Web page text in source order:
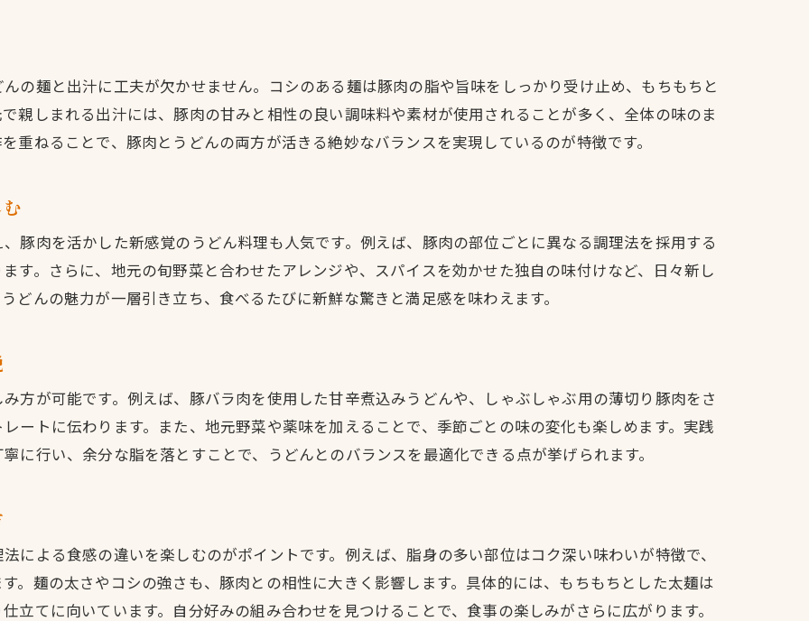
迷わず選べるうどんと具材の組み合わせ術
今治佐方で出会う心温まるうどん時間
心も満たす佐方のうどんで癒やしのひととき
家族や友人と楽しむ佐方のうどんの魅力
地域のぬくもり感じるうどん時間のすすめ
思い出に残る佐方うどん体験のヒント
の麺と出汁に工夫が欠かせません。コシのある麺は豚肉の脂や旨味をしっかり受け止め、もちもちと
親しまれる出汁には、豚肉の甘みと相性の良い調味料や素材が使用されることが多く、全体の味のま
重ねることで、豚肉とうどんの両方が活きる絶妙なバランスを実現しているのが特徴です。
豚肉を活かした新感覚のうどん料理も人気です。例えば、豚肉の部位ごとに異なる調理法を採用する
す。さらに、地元の旬野菜と合わせたアレンジや、スパイスを効かせた独自の味付けなど、日々新し
どんの魅力が一層引き立ち、食べるたびに新鮮な驚きと満足感を味わえます。
方が可能です。例えば、豚バラ肉を使用した甘辛煮込みうどんや、しゃぶしゃぶ用の薄切り豚肉をさ
ートに伝わります。また、地元野菜や薬味を加えることで、季節ごとの味の変化も楽しめます。実践
に行い、余分な脂を落とすことで、うどんとのバランスを最適化できる点が挙げられます。
による食感の違いを楽しむのがポイントです。例えば、脂身の多い部位はコク深い味わいが特徴で、
。麺の太さやコシの強さも、豚肉との相性に大きく影響します。具体的には、もちもちとした太麺は
立てに向いています。自分好みの組み合わせを見つけることで、食事の楽しみがさらに広がります。